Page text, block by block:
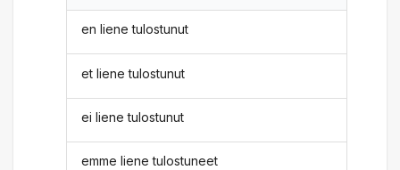
en liene tulostunut
et liene tulostunut
ei liene tulostunut
emme liene tulostuneet